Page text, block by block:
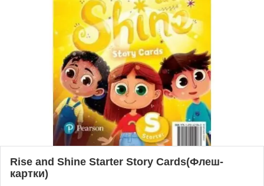
Rise and Shine Starter Story Cards(Флеш-
картки)